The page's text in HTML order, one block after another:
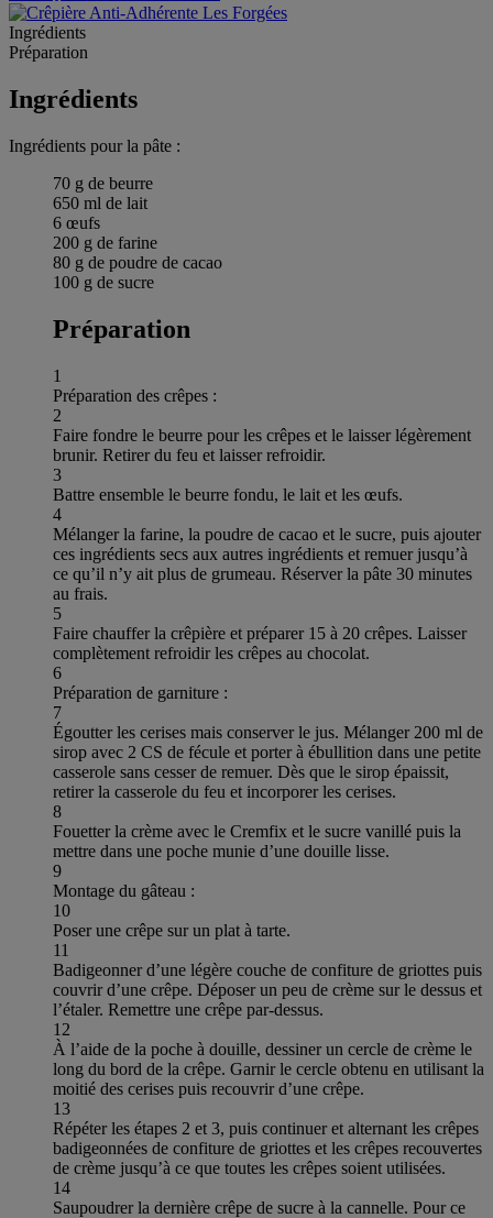
Ingrédients
Préparation
Ingrédients
Ingrédients pour la pâte :
70 g de beurre
650 ml de lait
6 œufs
200 g de farine
80 g de poudre de cacao
100 g de sucre
Préparation
1
Préparation des crêpes :
2
Faire fondre le beurre pour les crêpes et le laisser légèrement
brunir. Retirer du feu et laisser refroidir.
3
Battre ensemble le beurre fondu, le lait et les œufs.
4
Mélanger la farine, la poudre de cacao et le sucre, puis ajouter
ces ingrédients secs aux autres ingrédients et remuer jusqu’à
ce qu’il n’y ait plus de grumeau. Réserver la pâte 30 minutes
au frais.
5
Faire chauffer la crêpière et préparer 15 à 20 crêpes. Laisser
complètement refroidir les crêpes au chocolat.
6
Préparation de garniture :
7
Égoutter les cerises mais conserver le jus. Mélanger 200 ml de
sirop avec 2 CS de fécule et porter à ébullition dans une petite
casserole sans cesser de remuer. Dès que le sirop épaissit,
retirer la casserole du feu et incorporer les cerises.
8
Fouetter la crème avec le Cremfix et le sucre vanillé puis la
mettre dans une poche munie d’une douille lisse.
9
Montage du gâteau :
10
Poser une crêpe sur un plat à tarte.
11
Badigeonner d’une légère couche de confiture de griottes puis
couvrir d’une crêpe. Déposer un peu de crème sur le dessus et
l’étaler. Remettre une crêpe par-dessus.
12
À l’aide de la poche à douille, dessiner un cercle de crème le
long du bord de la crêpe. Garnir le cercle obtenu en utilisant la
moitié des cerises puis recouvrir d’une crêpe.
13
Répéter les étapes 2 et 3, puis continuer et alternant les crêpes
badigeonnées de confiture de griottes et les crêpes recouvertes
de crème jusqu’à ce que toutes les crêpes soient utilisées.
14
Saupoudrer la dernière crêpe de sucre à la cannelle. Pour ce